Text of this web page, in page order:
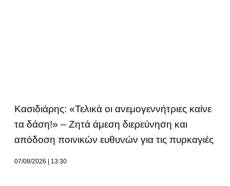
Κασιδιάρης: «Τελικά οι ανεμογεννήτριες καίνε
τα δάση!» – Ζητά άμεση διερεύνηση και
απόδοση ποινικών ευθυνών για τις πυρκαγιές
07/08/2026 13:30